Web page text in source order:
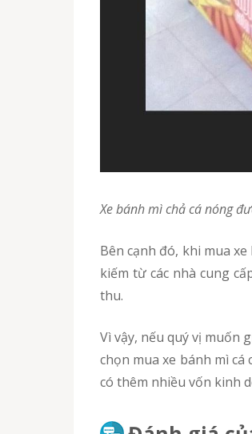
Xe bánh mì chả cá nóng
Bên cạnh đó, khi mua
kiếm từ các nhà cung
thu.
Vì vậy, nếu quý vị muốn gia tăng thu nhập và mở rộng thị trường kinh doanh ra nhiều khu vực thì hãy vào ngay địa chỉ chacabanhmi.com để có thể
chọn mua xe bánh mì cá
có thêm nhiều vốn kinh